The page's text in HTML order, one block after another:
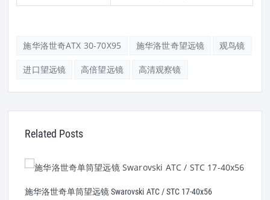
施华洛世奇ATX 30-70X95 施华洛世奇望远镜 观鸟镜
进口望远镜 高倍望远镜 高清观察镜
Related Posts
施华洛世奇单筒望远镜 Swarovski ATC / STC 17-40x56